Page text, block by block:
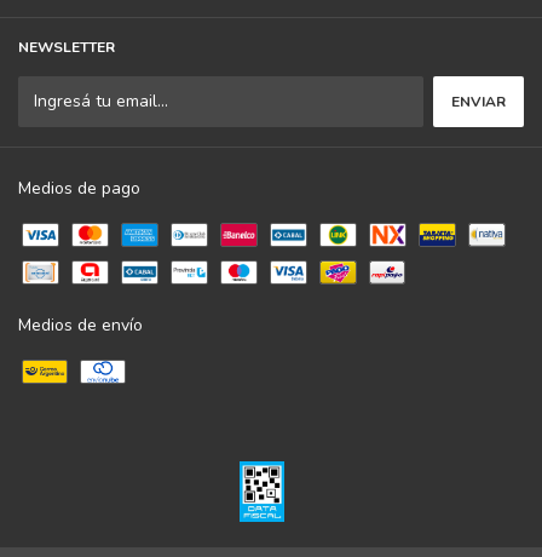
NEWSLETTER
Medios de pago
Medios de envío